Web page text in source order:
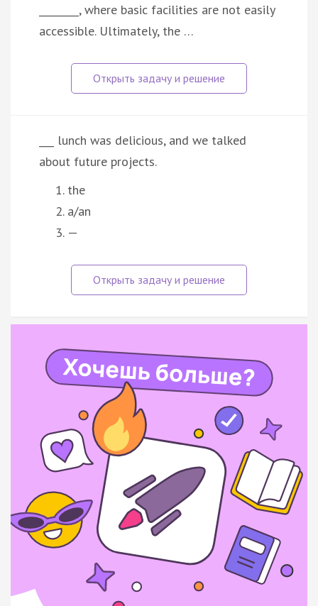
________, where basic facilities are not easily
accessible. Ultimately, the …
___ lunch was delicious, and we talked
about future projects.
the
a/an
—